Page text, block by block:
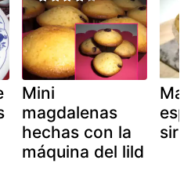
Mini
magdalenas
hechas con la
máquina del lild